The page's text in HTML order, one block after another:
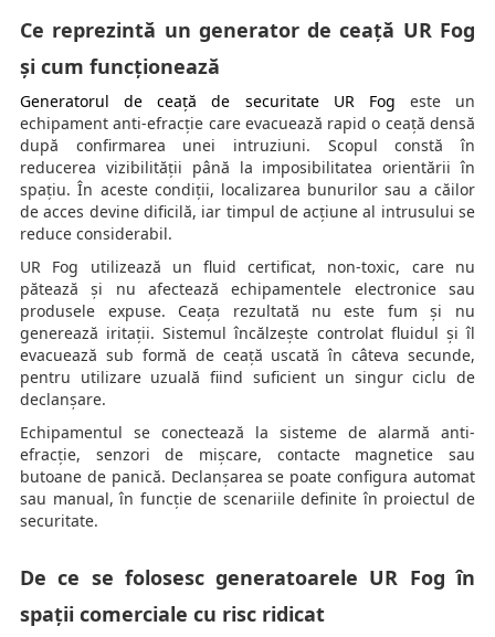
Ce reprezintă un generator de ceață UR Fog
și cum funcționează
Generatorul de ceață de securitate UR Fog este un
echipament anti-efracție care evacuează rapid o ceață densă
după confirmarea unei intruziuni. Scopul constă în
reducerea vizibilității până la imposibilitatea orientării în
spațiu. În aceste condiții, localizarea bunurilor sau a căilor
de acces devine dificilă, iar timpul de acțiune al intrusului se
reduce considerabil.
UR Fog utilizează un fluid certificat, non-toxic, care nu
pătează și nu afectează echipamentele electronice sau
produsele expuse. Ceața rezultată nu este fum și nu
generează iritații. Sistemul încălzește controlat fluidul și îl
evacuează sub formă de ceață uscată în câteva secunde,
pentru utilizare uzuală fiind suficient un singur ciclu de
declanșare.
Echipamentul se conectează la sisteme de alarmă anti-
efracție, senzori de mișcare, contacte magnetice sau
butoane de panică. Declanșarea se poate configura automat
sau manual, în funcție de scenariile definite în proiectul de
securitate.
De ce se folosesc generatoarele UR Fog în
spații comerciale cu risc ridicat